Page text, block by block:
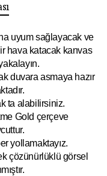
uyum sağlayacak ve
hava katacak kanvas
duvara asmaya hazır
ta alabilirsiniz.
Gold çerçeve
yollamaktayız.
çözünürlüklü görsel